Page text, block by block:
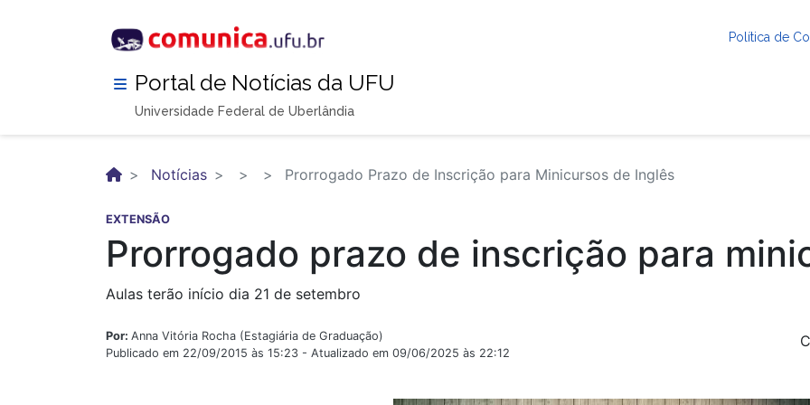
Política de
Portal de Notícias da UFU
Universidade Federal de Uberlândia
Notícias Prorrogado Prazo de Inscrição para Minicursos de Inglês
EXTENSÃO
Prorrogado prazo de inscrição para
Aulas terão início dia 21 de setembro
Por: Anna Vitória Rocha (Estagiária de Graduação)
Publicado em 22/09/2015 às 15:23 - Atualizado em 09/06/2025 às 22:12